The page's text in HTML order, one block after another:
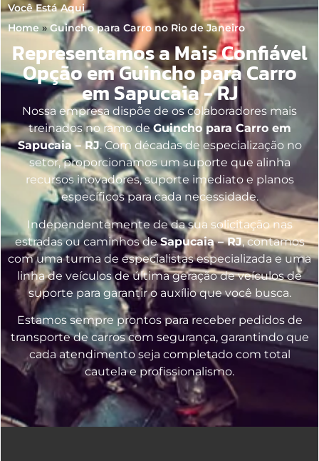
Você Está Aqui
Home»Guincho para Carro no Rio de Janeiro
Representamos a Mais Confiável
Opção em Guincho para Carro
em Sapucaia - RJ
Nossa empresa dispõe de os colaboradores mais
treinados no ramo deGuincho para Carro em
Sapucaia – RJ. Com décadas de especialização no
setor, proporcionamos um suporte que alinha
recursos inovadores, suporte imediato e planos
específicos para cada necessidade.
Independentemente de da sua solicitação nas
estradas ou caminhos deSapucaia – RJ, contamos
com uma turma de especialistas especializada e uma
linha de veículos de última geração de veículos de
suporte para garantir o auxílio que você busca.
Estamos sempre prontos para receber pedidos de
transporte de carros com segurança, garantindo que
cada atendimento seja completado com total
cautela e profissionalismo.